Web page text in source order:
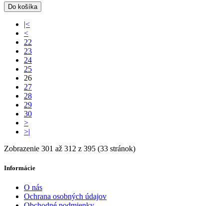
Do košíka
|<
<
22
23
24
25
26
27
28
29
30
>
>|
Zobrazenie 301 až 312 z 395 (33 stránok)
Informácie
O nás
Ochrana osobných údajov